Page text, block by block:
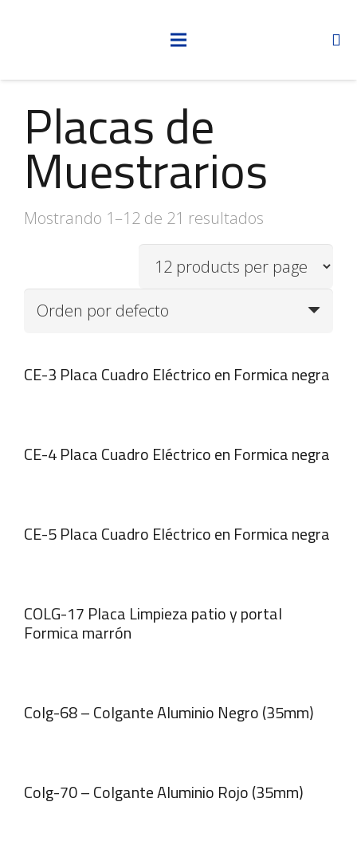
Placas de
Muestrarios
Mostrando 1–12 de 21 resultados
CE-3 Placa Cuadro Eléctrico en Formica negra
CE-4 Placa Cuadro Eléctrico en Formica negra
CE-5 Placa Cuadro Eléctrico en Formica negra
COLG-17 Placa Limpieza patio y portal
Formica marrón
Colg-68 – Colgante Aluminio Negro (35mm)
Colg-70 – Colgante Aluminio Rojo (35mm)